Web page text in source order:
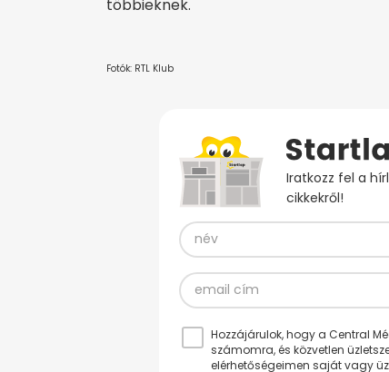
többieknek.
Fotók: RTL Klub
Iratkozz fel a
cikkekről!
Hozzájárulok, hogy a Central
számomra, és közvetlen
elérhetőségeimen saját vagy